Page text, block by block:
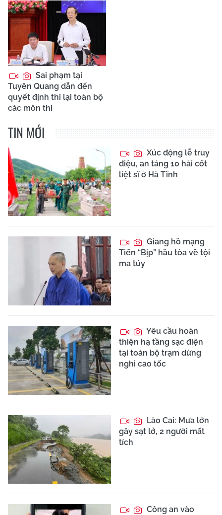
Sai phạm tại
Tuyên Quang dẫn đến
quyết định thi lại toàn bộ
các môn thi
TIN MỚI
Xúc động lễ truy
điệu, an táng 10 hài cốt
liệt sĩ ở Hà Tĩnh
Giang hồ mạng
Tiến “Bịp” hầu tòa về tội
ma túy
Yêu cầu hoàn
thiện hạ tầng sạc điện
tại toàn bộ trạm dừng
nghỉ cao tốc
Lào Cai: Mưa lớn
gây sạt lở, 2 người mất
tích
Công an vào